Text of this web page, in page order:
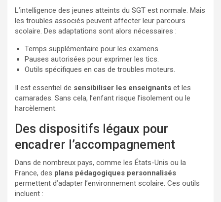
L’intelligence des jeunes atteints du SGT est normale. Mais
les troubles associés peuvent affecter leur parcours
scolaire. Des adaptations sont alors nécessaires :
Temps supplémentaire pour les examens.
Pauses autorisées pour exprimer les tics.
Outils spécifiques en cas de troubles moteurs.
Il est essentiel de sensibiliser les enseignants et les
camarades. Sans cela, l’enfant risque l’isolement ou le
harcèlement.
Des dispositifs légaux pour
encadrer l’accompagnement
Dans de nombreux pays, comme les États-Unis ou la
France, des plans pédagogiques personnalisés
permettent d’adapter l’environnement scolaire. Ces outils
incluent :